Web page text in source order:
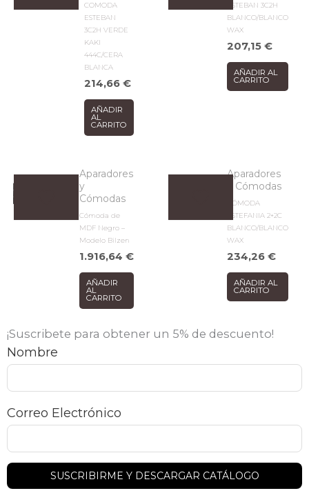
COMODA
ESTEBAN
3C2H VERDE
KAKI
444C/CERA
BLANCA
214,66€
AÑADIR
AL
CARRITO
ESTEBAN 3C2H
BLANCO/BLANCO
WAX
207,15€
AÑADIR AL
CARRITO
Aparadores
y
Cómodas
Cómoda de
MDF Negro –
Modelo Bilzen
1.916,64€
AÑADIR
AL
CARRITO
Aparadores
y Cómodas
CÓMODA
ESTEFANIA 2+2C
BLANCO/BLANCO
WAX
234,26€
AÑADIR AL
CARRITO
¡Suscribete para obtener un 5% de descuento!
Nombre
Correo Electrónico